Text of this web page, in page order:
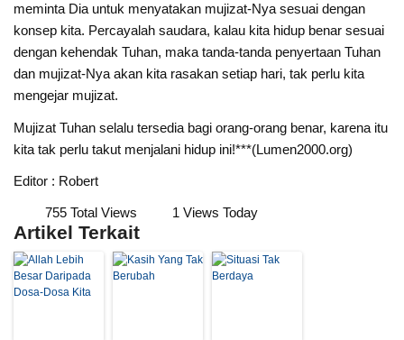
meminta Dia untuk menyatakan mujizat-Nya sesuai dengan
konsep kita. Percayalah saudara, kalau kita hidup benar sesuai
dengan kehendak Tuhan, maka tanda-tanda penyertaan Tuhan
dan mujizat-Nya akan kita rasakan setiap hari, tak perlu kita
mengejar mujizat.
Mujizat Tuhan selalu tersedia bagi orang-orang benar, karena itu
kita tak perlu takut menjalani hidup ini!***(Lumen2000.org)
Editor : Robert
755 Total Views 1 Views Today
Artikel Terkait